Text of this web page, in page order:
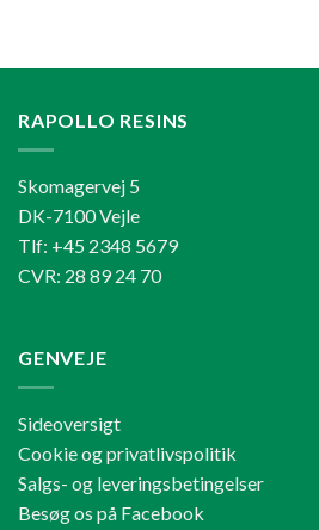
RAPOLLO RESINS
Skomagervej 5
DK-7100 Vejle
Tlf: +45 2348 5679
CVR: 28 89 24 70
GENVEJE
Sideoversigt
Cookie og privatlivspolitik
Salgs- og leveringsbetingelser
Besøg os på Facebook